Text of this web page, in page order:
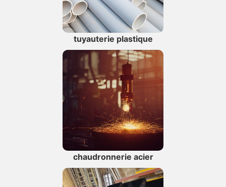
tuyauterie plastique
chaudronnerie acier